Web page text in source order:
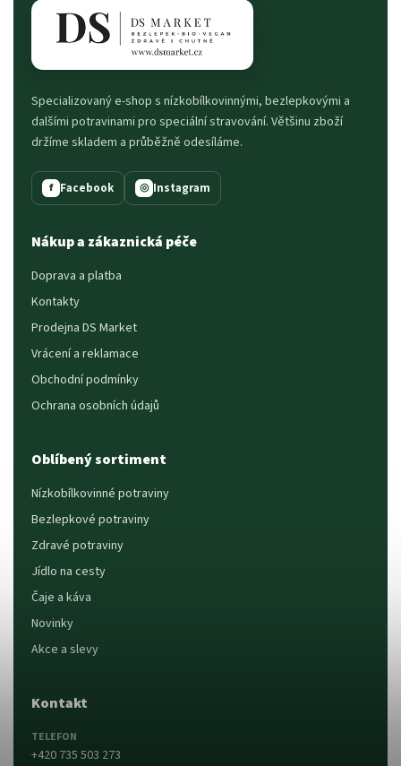
Specializovaný e-shop s nízkobílkovinnými, bezlepkovými a
dalšími potravinami pro speciální stravování. Většinu zboží
držíme skladem a průběžně odesíláme.
f Facebook ◎ Instagram
Nákup a zákaznická péče
Doprava a platba
Kontakty
Prodejna DS Market
Vrácení a reklamace
Obchodní podmínky
Ochrana osobních údajů
Oblíbený sortiment
Nízkobílkovinné potraviny
Bezlepkové potraviny
Zdravé potraviny
Jídlo na cesty
Čaje a káva
Novinky
Akce a slevy
Kontakt
TELEFON
+420 735 503 273